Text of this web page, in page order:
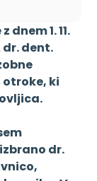
1. 11.
dr. dent.
ki
dr.